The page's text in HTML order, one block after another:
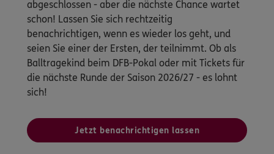
abgeschlossen - aber die nächste Chance wartet
schon! Lassen Sie sich rechtzeitig
benachrichtigen, wenn es wieder los geht, und
seien Sie einer der Ersten, der teilnimmt. Ob als
Balltragekind beim DFB-Pokal oder mit Tickets für
die nächste Runde der Saison 2026/27 - es lohnt
sich!
Jetzt benachrichtigen lassen